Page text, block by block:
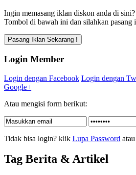
Ingin memasang iklan diskon anda di
Tombol di bawah ini dan silahkan pasang
Login Member
Login dengan Facebook Login dengan
Google+
Atau mengisi form berikut:
Tidak bisa login? klik Lupa Password atau
Tag Berita & Artikel